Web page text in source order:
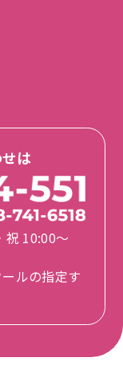
は
祝 10:00〜
ルの指定す